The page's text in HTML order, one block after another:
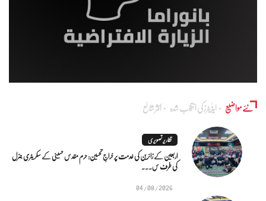
نئے مواضیع ایڈٰیٹرز کی انتخاب شدہ اکثر شائع
تقاریر تصویری
اربعین کے زائرین کی خدمت پر خراجِ تحسین: حرم مقدس حسینی کے سکریٹری جنرل
کی طرف س...
04/08/2026